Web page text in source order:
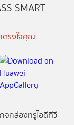
SMART
ตรงใจคุณ
จกล่องทรูไอดีทีวี